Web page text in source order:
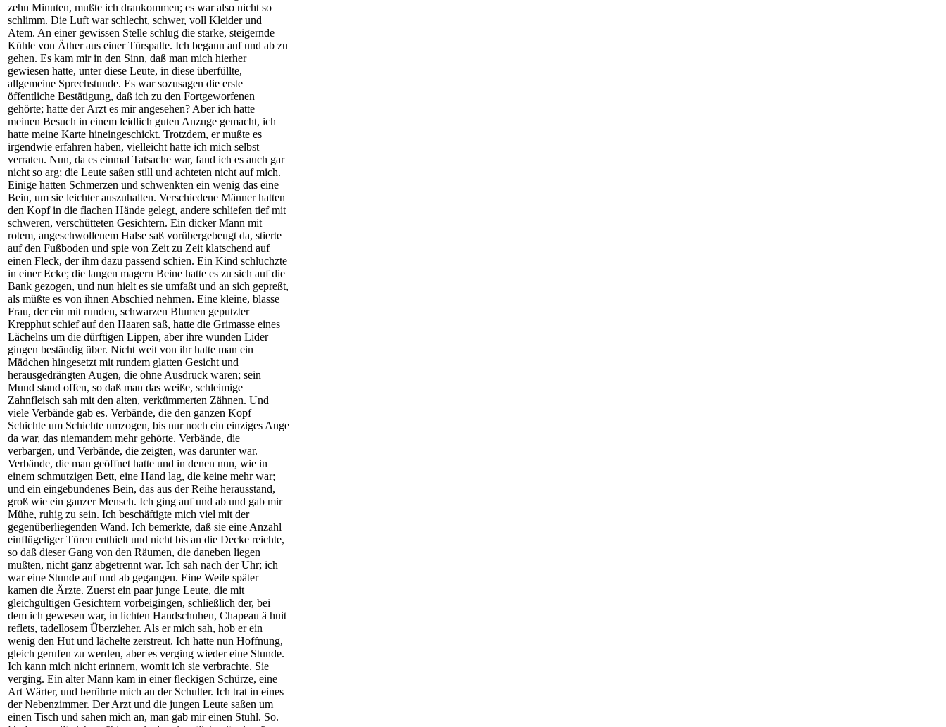
zehn Minuten, mußte ich drankommen; es war also nicht so
schlimm. Die Luft war schlecht, schwer, voll Kleider und
Atem. An einer gewissen Stelle schlug die starke, steigernde
Kühle von Äther aus einer Türspalte. Ich begann auf und ab zu
gehen. Es kam mir in den Sinn, daß man mich hierher
gewiesen hatte, unter diese Leute, in diese überfüllte,
allgemeine Sprechstunde. Es war sozusagen die erste
öffentliche Bestätigung, daß ich zu den Fortgeworfenen
gehörte; hatte der Arzt es mir angesehen? Aber ich hatte
meinen Besuch in einem leidlich guten Anzuge gemacht, ich
hatte meine Karte hineingeschickt. Trotzdem, er mußte es
irgendwie erfahren haben, vielleicht hatte ich mich selbst
verraten. Nun, da es einmal Tatsache war, fand ich es auch gar
nicht so arg; die Leute saßen still und achteten nicht auf mich.
Einige hatten Schmerzen und schwenkten ein wenig das eine
Bein, um sie leichter auszuhalten. Verschiedene Männer hatten
den Kopf in die flachen Hände gelegt, andere schliefen tief mit
schweren, verschütteten Gesichtern. Ein dicker Mann mit
rotem, angeschwollenem Halse saß vorübergebeugt da, stierte
auf den Fußboden und spie von Zeit zu Zeit klatschend auf
einen Fleck, der ihm dazu passend schien. Ein Kind schluchzte
in einer Ecke; die langen magern Beine hatte es zu sich auf die
Bank gezogen, und nun hielt es sie umfaßt und an sich gepreßt,
als müßte es von ihnen Abschied nehmen. Eine kleine, blasse
Frau, der ein mit runden, schwarzen Blumen geputzter
Krepphut schief auf den Haaren saß, hatte die Grimasse eines
Lächelns um die dürftigen Lippen, aber ihre wunden Lider
gingen beständig über. Nicht weit von ihr hatte man ein
Mädchen hingesetzt mit rundem glatten Gesicht und
herausgedrängten Augen, die ohne Ausdruck waren; sein
Mund stand offen, so daß man das weiße, schleimige
Zahnfleisch sah mit den alten, verkümmerten Zähnen. Und
viele Verbände gab es. Verbände, die den ganzen Kopf
Schichte um Schichte umzogen, bis nur noch ein einziges Auge
da war, das niemandem mehr gehörte. Verbände, die
verbargen, und Verbände, die zeigten, was darunter war.
Verbände, die man geöffnet hatte und in denen nun, wie in
einem schmutzigen Bett, eine Hand lag, die keine mehr war;
und ein eingebundenes Bein, das aus der Reihe herausstand,
groß wie ein ganzer Mensch. Ich ging auf und ab und gab mir
Mühe, ruhig zu sein. Ich beschäftigte mich viel mit der
gegenüberliegenden Wand. Ich bemerkte, daß sie eine Anzahl
einflügeliger Türen enthielt und nicht bis an die Decke reichte,
so daß dieser Gang von den Räumen, die daneben liegen
mußten, nicht ganz abgetrennt war. Ich sah nach der Uhr; ich
war eine Stunde auf und ab gegangen. Eine Weile später
kamen die Ärzte. Zuerst ein paar junge Leute, die mit
gleichgültigen Gesichtern vorbeigingen, schließlich der, bei
dem ich gewesen war, in lichten Handschuhen, Chapeau ä huit
reflets, tadellosem Überzieher. Als er mich sah, hob er ein
wenig den Hut und lächelte zerstreut. Ich hatte nun Hoffnung,
gleich gerufen zu werden, aber es verging wieder eine Stunde.
Ich kann mich nicht erinnern, womit ich sie verbrachte. Sie
verging. Ein alter Mann kam in einer fleckigen Schürze, eine
Art Wärter, und berührte mich an der Schulter. Ich trat in eines
der Nebenzimmer. Der Arzt und die jungen Leute saßen um
einen Tisch und sahen mich an, man gab mir einen Stuhl. So.